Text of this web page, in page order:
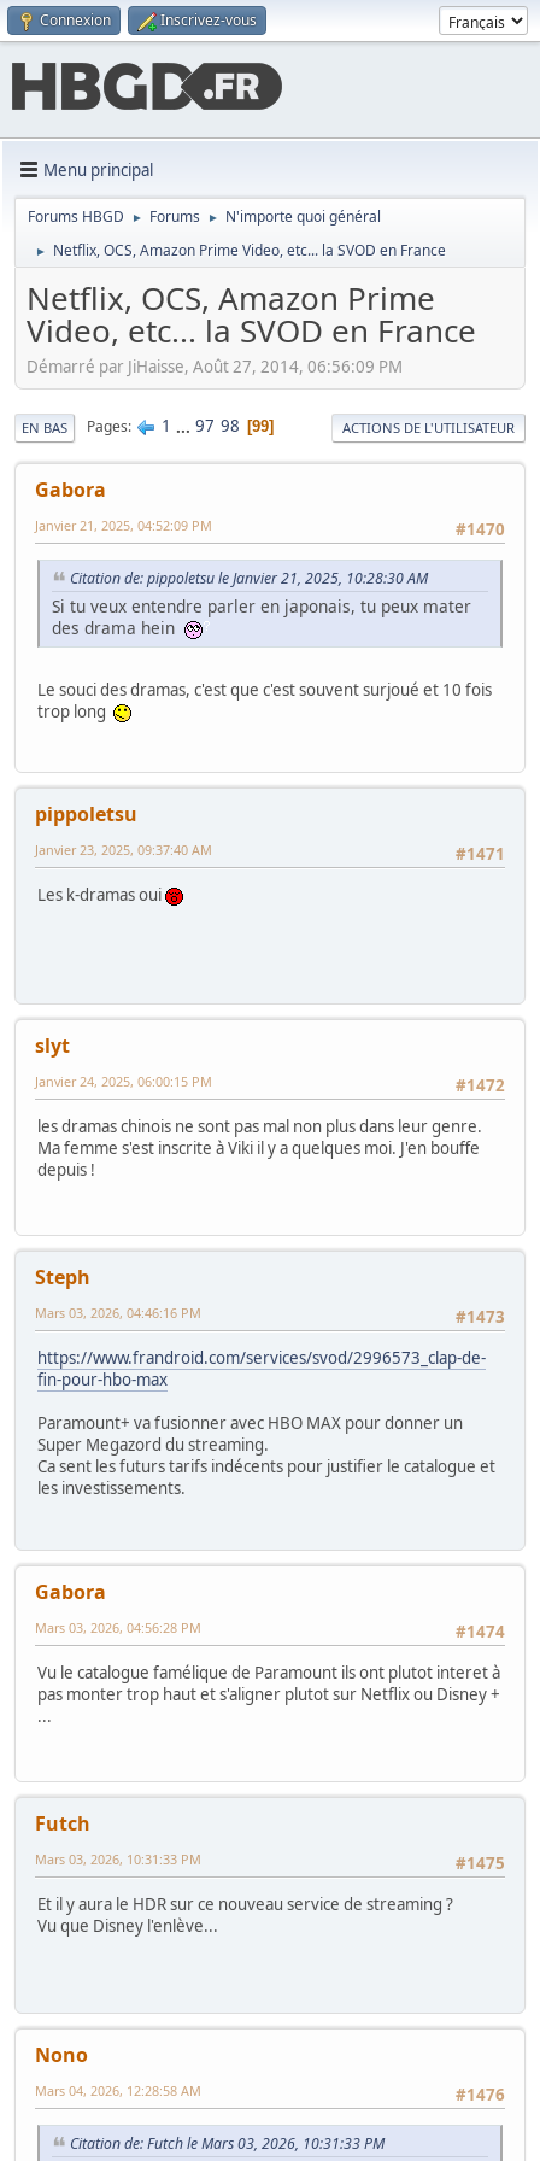
Connexion Inscrivez-vous
Menu principal
Forums HBGD ► Forums ► N'importe quoi général
► Netflix, OCS, Amazon Prime Video, etc... la SVOD en France
Netflix, OCS, Amazon Prime
Video, etc... la SVOD en France
Démarré par JiHaisse, Août 27, 2014, 06:56:09 PM
EN BAS Pages 1 ... 97 98 99 ACTIONS DE L'UTILISATEUR
Gabora
#1470
Janvier 21, 2025, 04:52:09 PM
Citation de: pippoletsu le Janvier 21, 2025, 10:28:30 AM
Si tu veux entendre parler en japonais, tu peux mater
des drama hein
Le souci des dramas, c'est que c'est souvent surjoué et 10 fois
trop long
pippoletsu
#1471
Janvier 23, 2025, 09:37:40 AM
Les k-dramas oui
slyt
#1472
Janvier 24, 2025, 06:00:15 PM
les dramas chinois ne sont pas mal non plus dans leur genre.
Ma femme s'est inscrite à Viki il y a quelques moi. J'en bouffe
depuis !
Steph
#1473
Mars 03, 2026, 04:46:16 PM
https://www.frandroid.com/services/svod/2996573_clap-de-
fin-pour-hbo-max
Paramount+ va fusionner avec HBO MAX pour donner un
Super Megazord du streaming.
Ca sent les futurs tarifs indécents pour justifier le catalogue et
les investissements.
Gabora
#1474
Mars 03, 2026, 04:56:28 PM
Vu le catalogue famélique de Paramount ils ont plutot interet à
pas monter trop haut et s'aligner plutot sur Netflix ou Disney +
...
Futch
#1475
Mars 03, 2026, 10:31:33 PM
Et il y aura le HDR sur ce nouveau service de streaming ?
Vu que Disney l'enlève...
Nono
#1476
Mars 04, 2026, 12:28:58 AM
Citation de: Futch le Mars 03, 2026, 10:31:33 PM